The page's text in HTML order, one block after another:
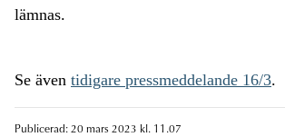
lämnas.
Se även tidigare pressmeddelande 16/3.
Publicerad: 20 mars 2023 kl. 11.07